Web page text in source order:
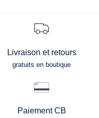
Livraison et retours
gratuits en boutique
Paiement CB